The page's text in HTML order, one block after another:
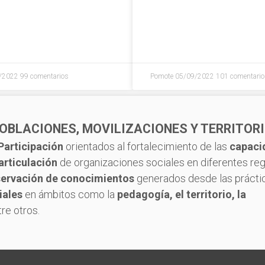
99 comentarios Pomote 05/09/2022 101
MOVILIZACIONES Y
orientados al fortalecimiento de las
de organizaciones sociales en diferentes
de conocimientos generados desde las
en ámbitos como la pedagogía, el territorio, la
otros.